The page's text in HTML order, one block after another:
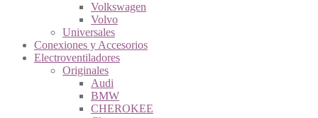
Volkswagen
Volvo
Universales
Conexiones y Accesorios
Electroventiladores
Originales
Audi
BMW
CHEROKEE